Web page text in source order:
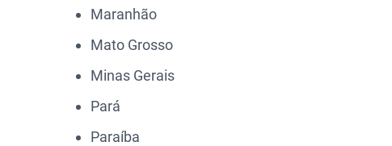
Maranhão
Mato Grosso
Minas Gerais
Pará
Paraíba